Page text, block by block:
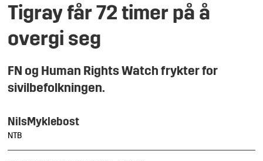
Tigray får 72 timer på å
overgi seg
FN og Human Rights Watch frykter for
sivilbefolkningen.
NilsMyklebost
NTB